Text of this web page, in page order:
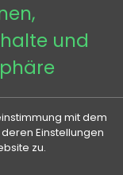
und
mit dem
Einstellungen
zu.